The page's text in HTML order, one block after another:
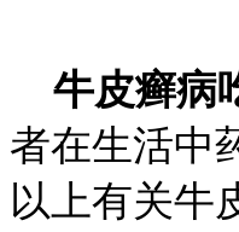
牛皮癣病
者在生活中
以上有关牛